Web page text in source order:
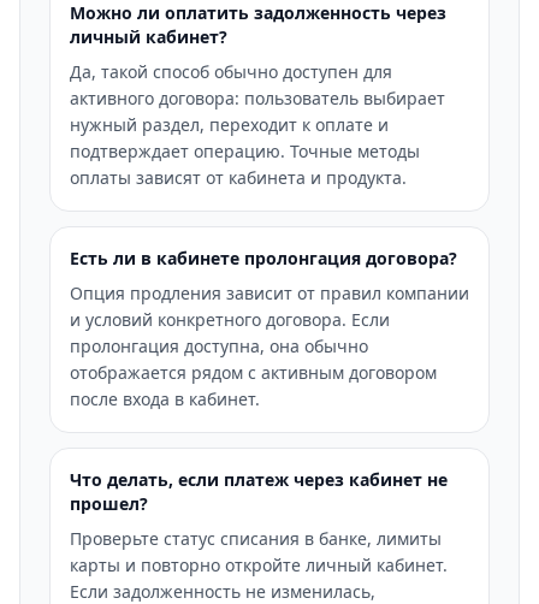
Можно ли оплатить задолженность через
личный кабинет?
Да, такой способ обычно доступен для
активного договора: пользователь выбирает
нужный раздел, переходит к оплате и
подтверждает операцию. Точные методы
оплаты зависят от кабинета и продукта.
Есть ли в кабинете пролонгация договора?
Опция продления зависит от правил компании
и условий конкретного договора. Если
пролонгация доступна, она обычно
отображается рядом с активным договором
после входа в кабинет.
Что делать, если платеж через кабинет не
прошел?
Проверьте статус списания в банке, лимиты
карты и повторно откройте личный кабинет.
Если задолженность не изменилась,